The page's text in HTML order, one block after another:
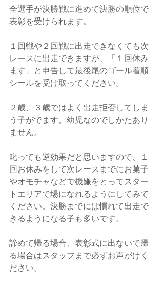
全選手が決勝戦に進めて決勝の順位で
表彰を受けられます。
１回戦や２回戦に出走できなくても次
レースに出走できますが、「１回休み
ます」と申告して最後尾のゴール着順
シールを受け取ってください。
２歳、３歳ではよく出走拒否してしま
う子がでます。幼児なのでしかたあり
ません。
叱っても逆効果だと思いますので、１
回お休みをして次レースまでにお菓子
やオモチャなどで機嫌をとってスター
トエリアで場になれるようにしてみて
ください。決勝までには慣れて出走で
きるようになる子も多いです。
諦めて帰る場合、表彰式に出ないで帰
る場合はスタッフまで必ずお声がけく
ださい。